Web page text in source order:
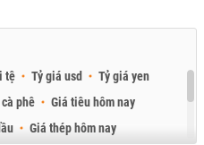
tệ Tỷ giá usd
Tỷ giá yen
phê
Giá tiêu hôm nay
Giá thép hôm nay